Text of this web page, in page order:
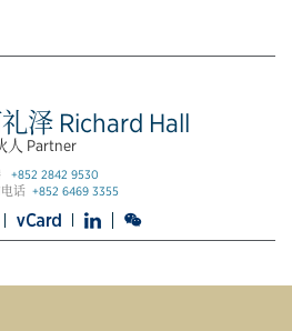
泽 Richard Hall
人 Partner
+852 2842 9530
电话+852 6469 3355